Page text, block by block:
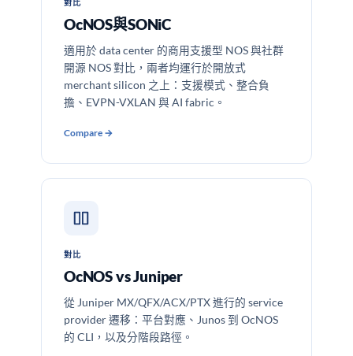
對比
OcNOS與SONiC
適用於 data center 的商用支援型 NOS 與社群
開源 NOS 對比，兩者均運行於開放式
merchant silicon 之上：支援模式、整合負
擔、EVPN-VXLAN 與 AI fabric。
Compare →
對比
OcNOS vs Juniper
從 Juniper MX/QFX/ACX/PTX 進行的 service
provider 遷移：平台對應、Junos 到 OcNOS
的 CLI，以及分階段路徑。